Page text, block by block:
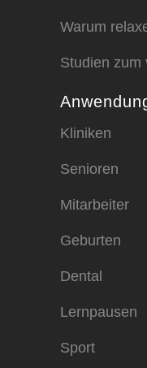
Warum
Studien zum
Kliniken
Senioren
Mitarbeiter
Geburten
Dental
Lernpausen
Sport